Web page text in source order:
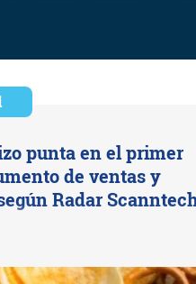
punta en el primer
de ventas y
Radar